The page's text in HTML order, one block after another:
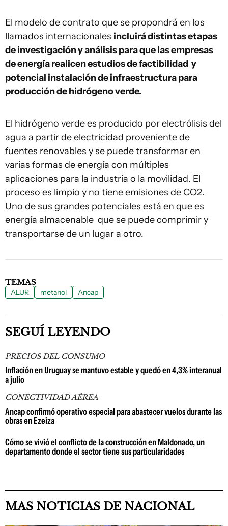
El modelo de contrato que se propondrá en los
llamados internacionales incluirá distintas etapas
de investigación y análisis para que las empresas
de energía realicen estudios de factibilidad y
potencial instalación de infraestructura para
producción de hidrógeno verde.
El hidrógeno verde es producido por electrólisis del
agua a partir de electricidad proveniente de
fuentes renovables y se puede transformar en
varias formas de energía con múltiples
aplicaciones para la industria o la movilidad. El
proceso es limpio y no tiene emisiones de CO2.
Uno de sus grandes potenciales está en que es
energía almacenable que se puede comprimir y
transportarse de un lugar a otro.
TEMAS
ALUR metanol Ancap
SEGUÍ LEYENDO
PRECIOS DEL CONSUMO
Inflación en Uruguay se mantuvo estable y quedó en 4,3% interanual
a julio
CONECTIVIDAD AÉREA
Ancap confirmó operativo especial para abastecer vuelos durante las
obras en Ezeiza
Cómo se vivió el conflicto de la construcción en Maldonado, un
departamento donde el sector tiene sus particularidades
MAS NOTICIAS DE NACIONAL